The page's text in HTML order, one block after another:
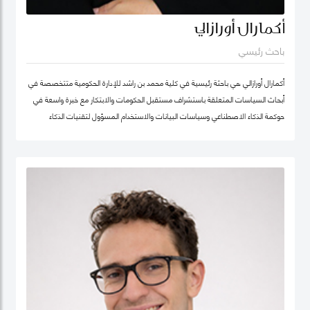
أكمارال أورازالي
باحث رئيسي
أكمارال أورازالي هي باحثة رئيسية في كلية محمد بن راشد للإدارة الحكومية متتخصصة في
أبحاث السياسات المتعلقة باستشراف مستقبل الحكومات والابتكار مع خبرة واسعة في
حوكمة الذكاء الاصطناعي وسياسات البيانات والاستخدام المسؤول لتقنيات الذكاء
وسياسات البيانات مع اهتمام خاص بتطوير أطر عملية تدعم الابتكار في القطاع العام
التطبيقية، مستندة إلى تجربة مهنية غنية في التحول الرقمي للقطاع الحكومي.